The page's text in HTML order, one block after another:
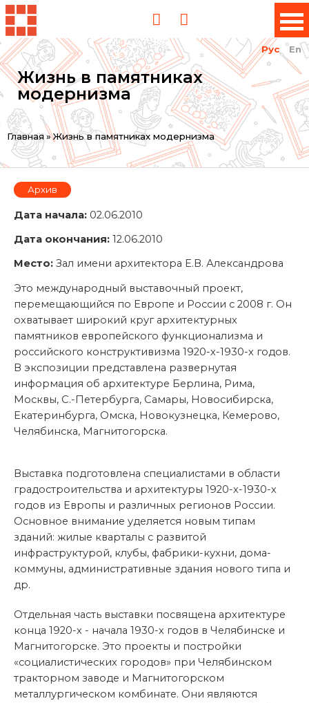
Рус En
Жизнь в памятниках
модернизма
Вы
здесь
Главная»Жизнь в памятниках модернизма
Архив
Дата начала: 02.06.2010
Дата окончания: 12.06.2010
Место: Зал имени архитектора Е.В. Александрова
Это международный выставочный проект,
перемещающийся по Европе и России с 2008 г. Он
охватывает широкий круг архитектурных
памятников европейского функционализма и
российского конструктивизма 1920-х-1930-х годов.
В экспозиции представлена развернутая
информация об архитектуре Берлина, Рима,
Москвы, С.-Петербурга, Самары, Новосибирска,
Екатеринбурга, Омска, Новокузнецка, Кемерово,
Челябинска, Магнитогорска.
Выставка подготовлена специалистами в области
градостроительства и архитектуры 1920-х-1930-х
годов из Европы и различных регионов России.
Основное внимание уделяется новым типам
зданий: жилые кварталы с развитой
инфраструктурой, клубы, фабрики-кухни, дома-
коммуны, административные здания нового типа и
др.
Отдельная часть выставки посвящена архитектуре
конца 1920-х - начала 1930-х годов в Челябинске и
Магнитогорске. Это проекты и постройки
«социалистических городов» при Челябинском
тракторном заводе и Магнитогорском
металлургическом комбинате. Они являются